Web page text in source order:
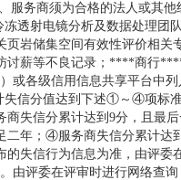
服务商须为合格的法人或其
透射电镜分析及数据处理团
页岩储集空间有效性评价相
讨薪等不良记录；****商行
或各级信用信息共享平台中
失信分值达到下述①～④项标
失信分累计达到9分，且最
二年；④服务商失信分累计达
的失信行为信息为准，由评
由评委在评审时进行网络查